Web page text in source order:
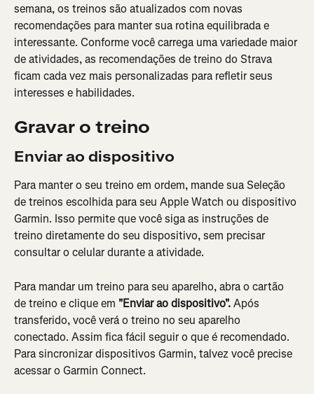
semana, os treinos são atualizados com novas
recomendações para manter sua rotina equilibrada e
interessante. Conforme você carrega uma variedade maior
de atividades, as recomendações de treino do Strava
ficam cada vez mais personalizadas para refletir seus
interesses e habilidades.
Gravar o treino
Enviar ao dispositivo
Para manter o seu treino em ordem, mande sua Seleção
de treinos escolhida para seu Apple Watch ou dispositivo
Garmin. Isso permite que você siga as instruções de
treino diretamente do seu dispositivo, sem precisar
consultar o celular durante a atividade.
Para mandar um treino para seu aparelho, abra o cartão
de treino e clique em "Enviar ao dispositivo". Após
transferido, você verá o treino no seu aparelho
conectado. Assim fica fácil seguir o que é recomendado.
Para sincronizar dispositivos Garmin, talvez você precise
acessar o Garmin Connect.